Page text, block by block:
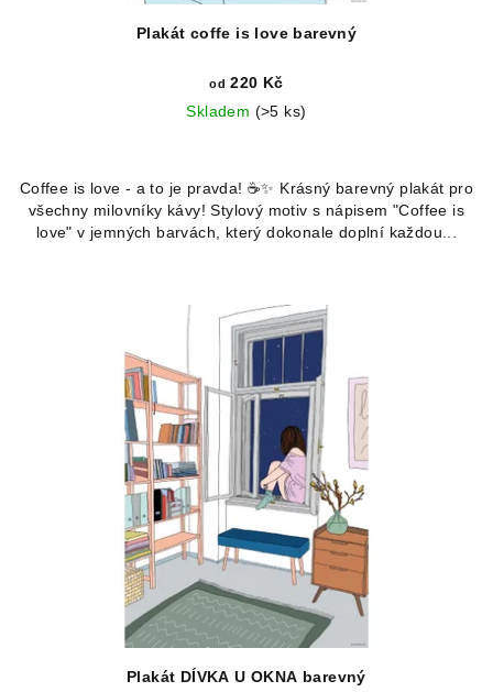
Plakát coffe is love barevný
od 220 Kč
Skladem (>5 ks)
Coffee is love - a to je pravda! ☕✨ Krásný barevný plakát pro
všechny milovníky kávy! Stylový motiv s nápisem "Coffee is
love" v jemných barvách, který dokonale doplní každou...
Plakát DÍVKA U OKNA barevný